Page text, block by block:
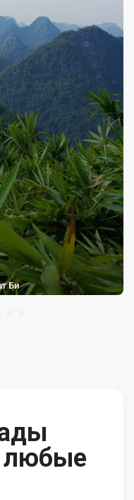
Би
любые